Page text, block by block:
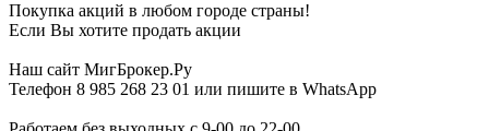
Покупка акций в любом городе страны!
Если Вы хотите продать акции
Наш сайт МигБрокер.Ру
Телефон 8 985 268 23 01 или пишите в WhatsApp